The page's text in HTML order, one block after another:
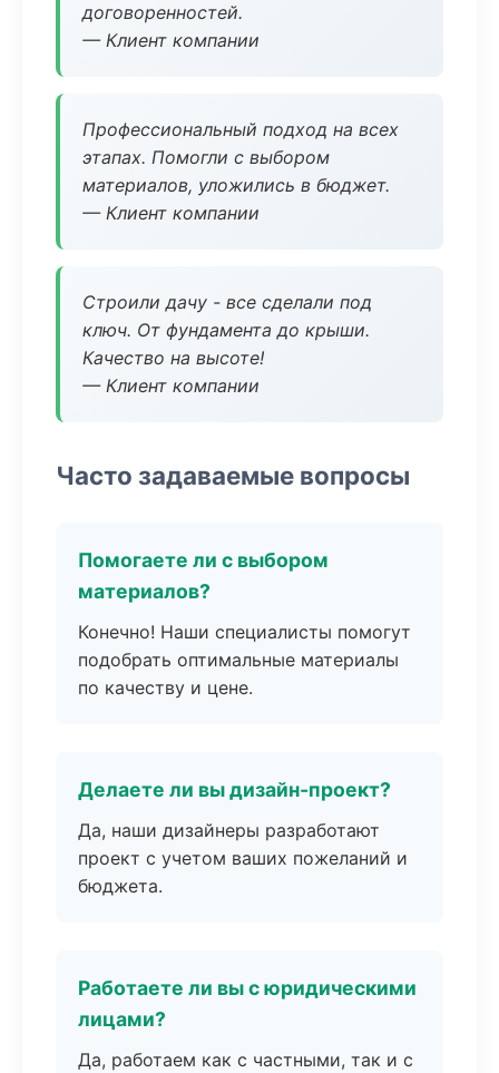
договоренностей.
— Клиент компании
Профессиональный подход на всех
этапах. Помогли с выбором
материалов, уложились в бюджет.
— Клиент компании
Строили дачу - все сделали под
ключ. От фундамента до крыши.
Качество на высоте!
— Клиент компании
Часто задаваемые вопросы
Помогаете ли с выбором
материалов?
Конечно! Наши специалисты помогут
подобрать оптимальные материалы
по качеству и цене.
Делаете ли вы дизайн-проект?
Да, наши дизайнеры разработают
проект с учетом ваших пожеланий и
бюджета.
Работаете ли вы с юридическими
лицами?
Да, работаем как с частными, так и с